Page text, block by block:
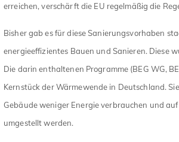
erreichen, verschärft die EU regelmäßig die
Bisher gab es für diese Sanierungsvorhaben
energieeffizientes Bauen und Sanieren. Diese
Die darin enthaltenen Programme (BEG WG,
Kernstück der Wärmewende in Deutschland.
Gebäude weniger Energie verbrauchen und
umgestellt werden.